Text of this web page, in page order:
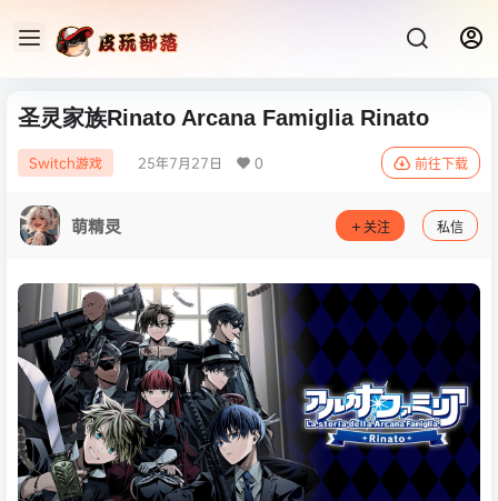
圣灵家族Rinato Arcana Famiglia Rinato
Switch游戏 25年7月27日 0 前往下载
萌精灵 关注 私信